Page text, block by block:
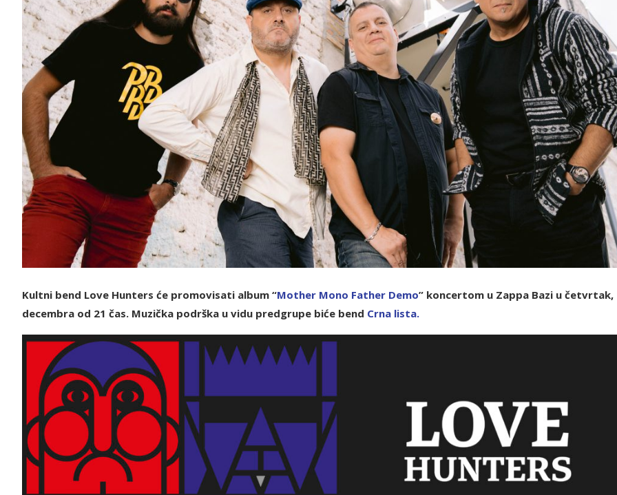
Kultni bend Love Hunters će promovisati album “Mother Mono Father Demo” koncertom u Zappa Bazi u četvrtak,
decembra od 21 čas. Muzička podrška u vidu predgrupe biće bend Crna lista.